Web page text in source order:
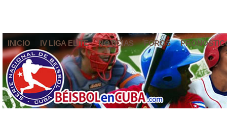
INICIO IV LIGA ELITE NOTICIAS FOROS